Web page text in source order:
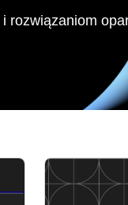
rozwiązaniom